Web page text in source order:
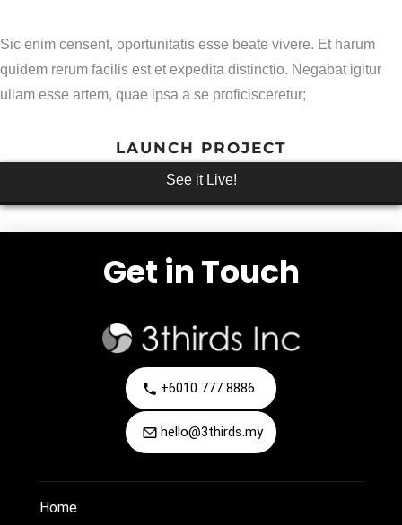
Sic enim censent, oportunitatis esse beate vivere. Et harum
quidem rerum facilis est et expedita distinctio. Negabat igitur
ullam esse artem, quae ipsa a se proficisceretur;
LAUNCH PROJECT
See it Live!
Get in Touch
+6010 777 8886
hello@3thirds.my
Home